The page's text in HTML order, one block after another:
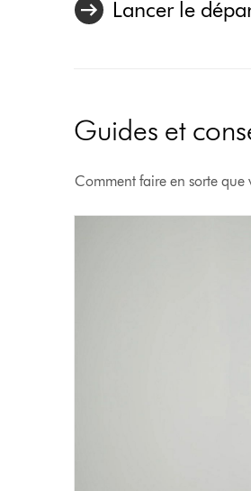
Lancer le
Guides et
Comment faire en sorte